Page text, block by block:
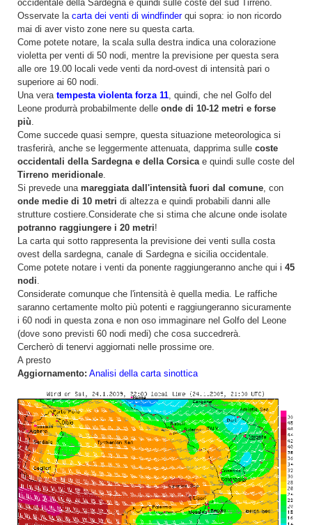
occidentale della Sardegna e quindi sulle coste del sud Tirreno.
Osservate la carta dei venti di windfinderqui sopra: io non ricordo
mai di aver visto zone nere su questa carta.
Come potete notare, la scala sulla destra indica una colorazione
violetta per venti di 50 nodi, mentre la previsione per questa sera
alle ore 19.00 locali vede venti da nord-ovest di intensità pari o
superiore ai 60 nodi.
Una vera tempesta violenta forza 11, quindi, che nel Golfo del
Leone produrrà probabilmente delle onde di 10-12 metri e forse
più.
Come succede quasi sempre, questa situazione meteorologica si
trasferirà, anche se leggermente attenuata, dapprima sulle coste
occidentali della Sardegna e della Corsicae quindi sulle coste del
Tirreno meridionale.
Si prevede una mareggiata dall'intensità fuori dal comune, con
onde medie di 10 metri di altezza e quindi probabili danni alle
strutture costiere.Considerate che si stima che alcune onde isolate
potranno raggiungere i 20 metri!
La carta qui sotto rappresenta la previsione dei venti sulla costa
ovest della sardegna, canale di Sardegna e sicilia occidentale.
Come potete notare i venti da ponente raggiungeranno anche qui i 45
nodi.
Considerate comunque che l'intensità è quella media. Le raffiche
saranno certamente molto più potenti e raggiungeranno sicuramente
i 60 nodi in questa zona e non oso immaginare nel Golfo del Leone
(dove sono previsti 60 nodi medi) che cosa succedrerà.
Cercherò di tenervi aggiornati nelle prossime ore.
A presto
Aggiornamento: Analisi della carta sinottica